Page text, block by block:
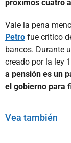
próximos cuatro
Vale la pena
Petro fue critico
bancos. Durante
creado por la ley
a pensión es un
el gobierno para
Vea también